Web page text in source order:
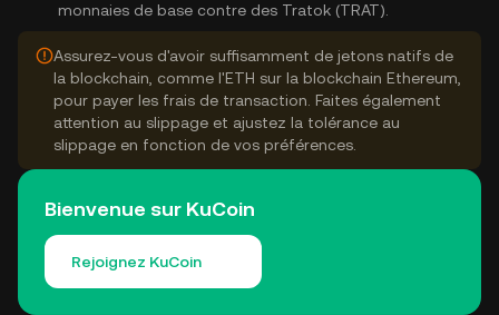
monnaies de base contre des Tratok (TRAT).
Assurez-vous d'avoir suffisamment de jetons natifs de
la blockchain, comme l'ETH sur la blockchain Ethereum,
pour payer les frais de transaction. Faites également
attention au slippage et ajustez la tolérance au
slippage en fonction de vos préférences.
Bienvenue sur KuCoin
Rejoignez KuCoin